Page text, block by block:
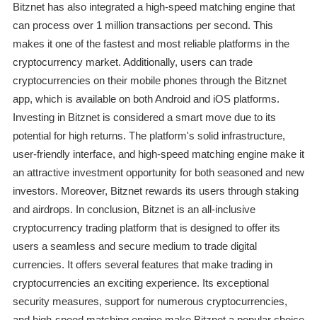
Bitznet has also integrated a high-speed matching engine that
can process over 1 million transactions per second. This
makes it one of the fastest and most reliable platforms in the
cryptocurrency market. Additionally, users can trade
cryptocurrencies on their mobile phones through the Bitznet
app, which is available on both Android and iOS platforms.
Investing in Bitznet is considered a smart move due to its
potential for high returns. The platform's solid infrastructure,
user-friendly interface, and high-speed matching engine make it
an attractive investment opportunity for both seasoned and new
investors. Moreover, Bitznet rewards its users through staking
and airdrops. In conclusion, Bitznet is an all-inclusive
cryptocurrency trading platform that is designed to offer its
users a seamless and secure medium to trade digital
currencies. It offers several features that make trading in
cryptocurrencies an exciting experience. Its exceptional
security measures, support for numerous cryptocurrencies,